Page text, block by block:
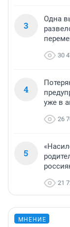
3
Одна
30
4
уже в
26
5
21
МНЕНИЕ